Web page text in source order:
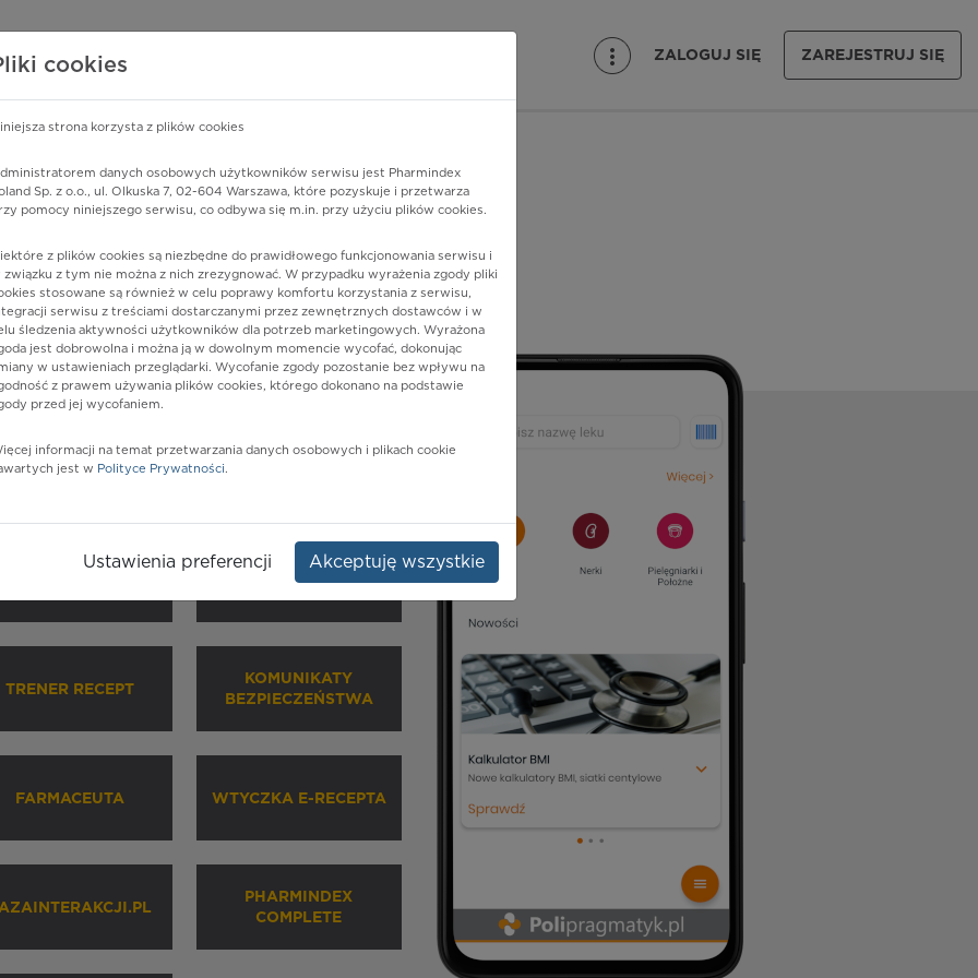
o lekach
PHARMINDEX ZALOGUJ SIĘ ZAREJESTRUJ SIĘ
macicy
ochrony zdrowia
INHALATORY
TRENER RECEPT
KOMUNIKATY
BEZPIECZEŃSTWA
FARMACEUTA WTYCZKA E-RECEPTA
PHARMINDEX
COMPLETE
cookies
strona korzysta z plików cookies
danych osobowych użytkowników serwisu jest Pharmindex
Sp. z o.o., ul. Olkuska 7, 02-604 Warszawa, które pozyskuje i przetwarza
pomocy niniejszego serwisu, co odbywa się m.in. przy użyciu plików cookies.
z plików cookies są niezbędne do prawidłowego funkcjonowania serwisu i
związku z tym nie można z nich zrezygnować. W przypadku wyrażenia zgody pliki
stosowane są również w celu poprawy komfortu korzystania z serwisu,
serwisu z treściami dostarczanymi przez zewnętrznych dostawców i w
śledzenia aktywności użytkowników dla potrzeb marketingowych. Wyrażona
jest dobrowolna i można ją w dowolnym momencie wycofać, dokonując
w ustawieniach przeglądarki. Wycofanie zgody pozostanie bez wpływu na
z prawem używania plików cookies, którego dokonano na podstawie
przed jej wycofaniem.
informacji na temat przetwarzania danych osobowych i plikach cookie
jest w Polityce Prywatności.
Ustawienia preferencji Akceptuję wszystkie